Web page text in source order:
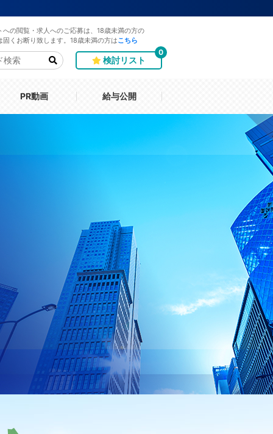
への閲覧・求人へのご応募は、18歳未満の方の
固くお断り致します。18歳未満の方は こちら
検討リスト
0
PR動画 給与公開